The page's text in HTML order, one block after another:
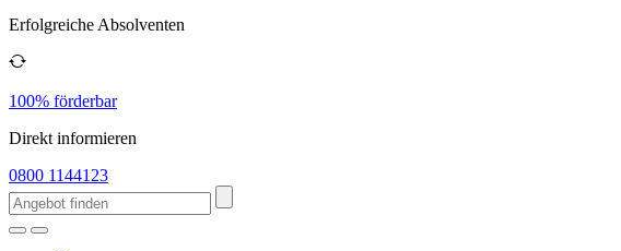
Erfolgreiche Absolventen
100% förderbar
Direkt informieren
0800 1144123